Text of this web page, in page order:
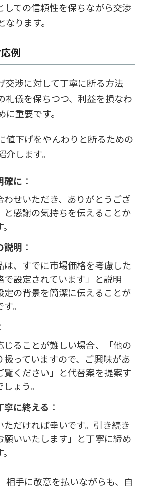
しての信頼性を保ちながら交渉
ります。
例
交渉に対して丁寧に断る方法
礼儀を保ちつつ、利益を損なわ
重要です。
値下げをやんわりと断るための
します。
確に ：
わせいただき、ありがとうござ
と感謝の気持ちを伝えることか
説明 ：
は、すでに市場価格を考慮した
で設定されています」と説明
定の背景を簡潔に伝えることが
。
じることが難しい場合、「他の
扱っていますので、ご興味があ
覧ください」と代替案を提案す
ょう。
寧に終える ：
ただければ幸いです。引き続き
願いいたします」と丁寧に締め
相手に敬意を払いながらも、自